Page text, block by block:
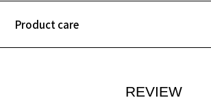
Product care
REVIEW